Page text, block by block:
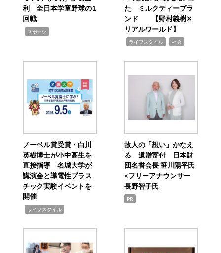
利 全日本学童野球の1
回戦
スポーツ
た ミルクティーブラ
ンド 【野村義樹✕
リアルワールド】
ライフスタイル 社会
ノーベル賞受賞・白川
英樹博士が小中高生を
直接指導 名城大学が
講演会と導電性プラス
チック実験イベントを
開催
ライフスタイル
故人の「想い」かなえ
る 遺贈寄付 日本財
団名誉会長 笹川陽平氏
×フリーアナウンサー
長野智子氏
PR